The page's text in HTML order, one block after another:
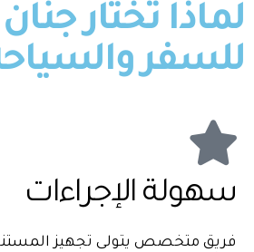
لماذا تختار
للسفر
سهولة الإجراءات
فريق متخصص يتولى تجهيز